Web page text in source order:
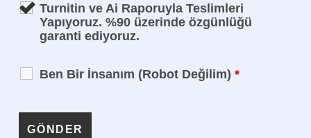
Turnitin ve Ai Raporuyla Teslimleri
Yapıyoruz. %90 üzerinde özgünlüğü
garanti ediyoruz.
Ben Bir İnsanım (Robot Değilim)*